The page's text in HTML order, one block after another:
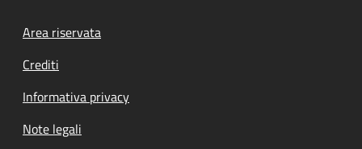
Footer menu
Area riservata
Crediti
Informativa privacy
Note legali